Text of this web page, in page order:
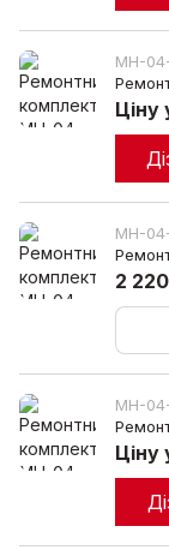
MH-
Ціну
MH-
2
MH-
Ціну